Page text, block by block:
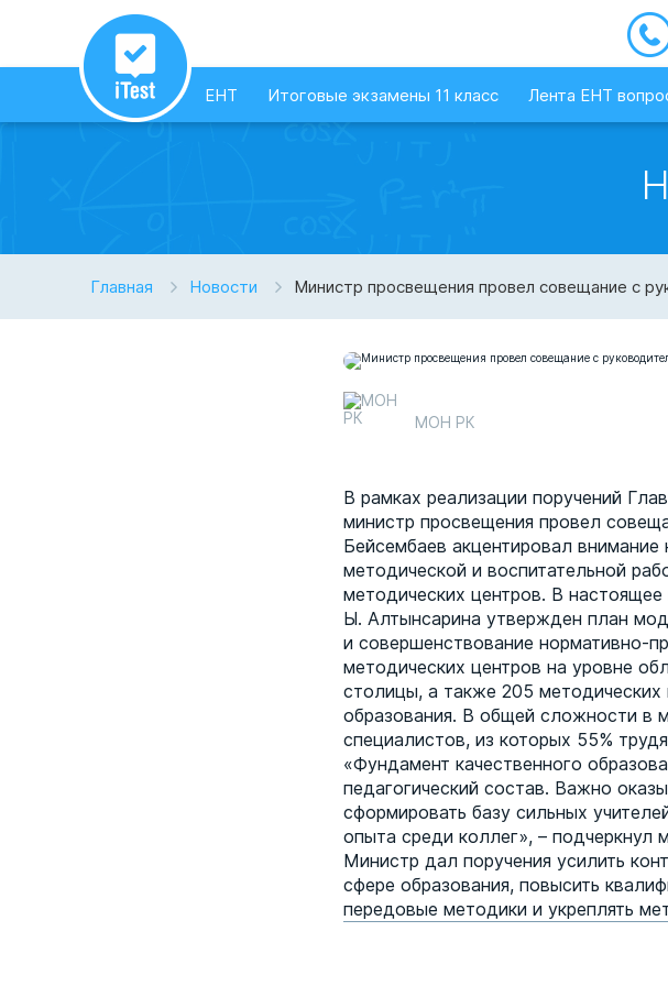
ЕНТ Итоговые экзамены 11 класс Лента ЕНТ
Главная Новости Министр просвещения провел совещание с
МОН РК
В рамках реализации поручений
министр просвещения провел
Бейсембаев акцентировал
методической и воспитательной
методических центров. В
Ы. Алтынсарина утвержден план
и совершенствование нормативно-
методических центров на уровне
столицы, а также 205 методических
образования. В общей сложности в
специалистов, из которых 55%
«Фундамент качественного
педагогический состав. Важно
сформировать базу сильных
опыта среди коллег», – подчеркнул
Министр дал поручения усилить
сфере образования, повысить
передовые методики и укреплять